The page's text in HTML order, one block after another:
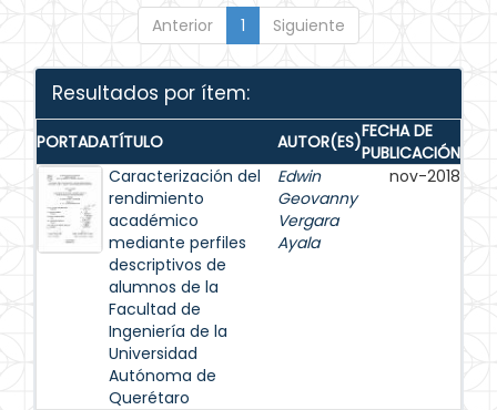
Anterior 1 Siguiente
Resultados por ítem:
PORTADATÍTULO AUTOR(ES)FECHA DE
PUBLICACIÓN
Caracterización del
rendimiento
académico
mediante perfiles
descriptivos de
alumnos de la
Facultad de
Ingeniería de la
Universidad
Autónoma de
Querétaro
Edwin
Geovanny
Vergara
Ayala
nov-2018